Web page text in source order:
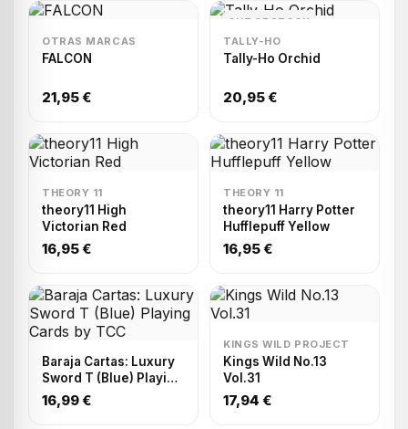
OTRAS MARCAS
FALCON
21,95 €
OUT OF STOCK
TALLY-HO
Tally-Ho Orchid
20,95 €
THEORY 11
theory11 High
Victorian Red
16,95 €
THEORY 11
theory11 Harry Potter
Hufflepuff Yellow
16,95 €
Baraja Cartas: Luxury
Sword T (Blue) Playing
Cards by TCC
16,99 €
KINGS WILD PROJECT
Kings Wild No.13
Vol.31
17,94 €